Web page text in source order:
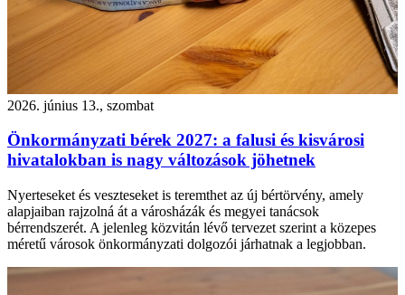
2026. június 13., szombat
Önkormányzati bérek 2027: a falusi és kisvárosi
hivatalokban is nagy változások jöhetnek
Nyerteseket és veszteseket is teremthet az új bértörvény, amely
alapjaiban rajzolná át a városházák és megyei tanácsok
bérrendszerét. A jelenleg közvitán lévő tervezet szerint a közepes
méretű városok önkormányzati dolgozói járhatnak a legjobban.